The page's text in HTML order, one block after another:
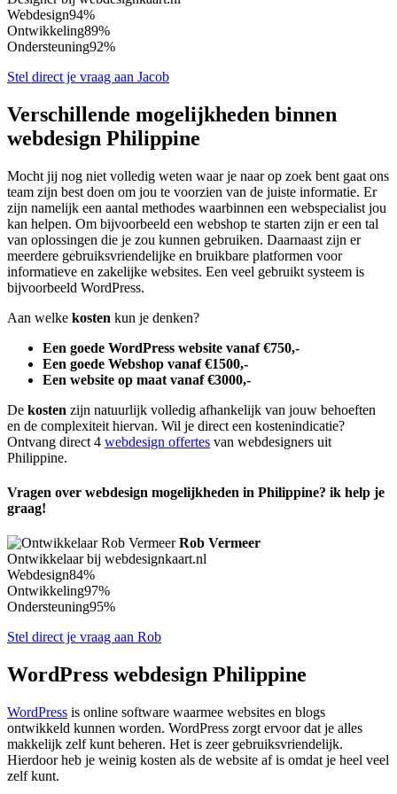
Webdesign94%
Ontwikkeling89%
Ondersteuning92%
Stel direct je vraag aan Jacob
Verschillende mogelijkheden binnen
webdesign Philippine
Mocht jij nog niet volledig weten waar je naar op zoek bent gaat ons
team zijn best doen om jou te voorzien van de juiste informatie. Er
zijn namelijk een aantal methodes waarbinnen een webspecialist jou
kan helpen. Om bijvoorbeeld een webshop te starten zijn er een tal
van oplossingen die je zou kunnen gebruiken. Daarnaast zijn er
meerdere gebruiksvriendelijke en bruikbare platformen voor
informatieve en zakelijke websites. Een veel gebruikt systeem is
bijvoorbeeld WordPress.
Aan welke kosten kun je denken?
Een goede WordPress website vanaf €750,-
Een goede Webshop vanaf €1500,-
Een website op maat vanaf €3000,-
De kosten zijn natuurlijk volledig afhankelijk van jouw behoeften
en de complexiteit hiervan. Wil je direct een kostenindicatie?
Ontvang direct 4 webdesign offertes van webdesigners uit
Philippine.
Vragen over webdesign mogelijkheden in Philippine? ik help je
graag!
Rob Vermeer
Ontwikkelaar bij webdesignkaart.nl
Webdesign84%
Ontwikkeling97%
Ondersteuning95%
Stel direct je vraag aan Rob
WordPress webdesign Philippine
WordPress is online software waarmee websites en blogs
ontwikkeld kunnen worden. WordPress zorgt ervoor dat je alles
makkelijk zelf kunt beheren. Het is zeer gebruiksvriendelijk.
Hierdoor heb je weinig kosten als de website af is omdat je heel veel
zelf kunt.